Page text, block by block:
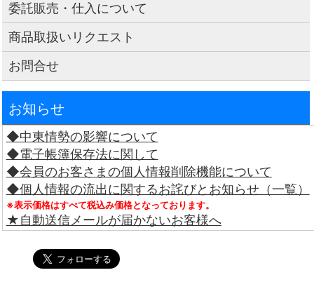
委託販売・仕入について
商品取扱いリクエスト
お問合せ
お知らせ
◆中東情勢の影響について
◆電子帳簿保存法に関して
◆会員のお客さまの個人情報削除機能について
◆個人情報の流出に関するお詫びとお知らせ（一覧）
※表示価格はすべて税込み価格となっております。
★自動送信メールが届かないお客様へ